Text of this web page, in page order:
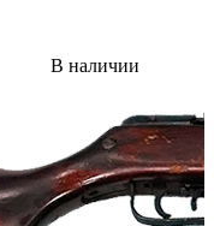
В наличии